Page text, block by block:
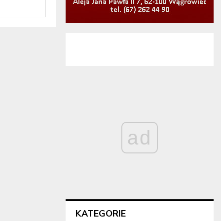
ad
KATEGORIE